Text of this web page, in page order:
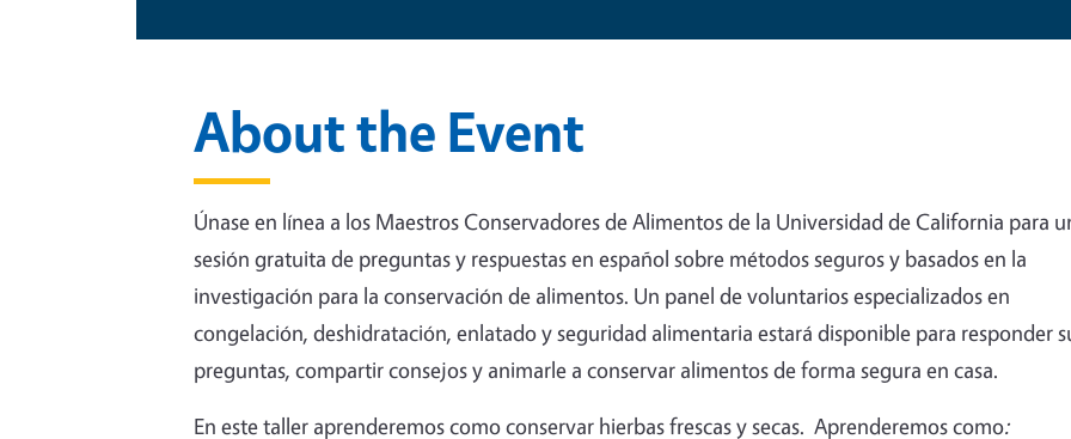
About the Event
Únase en línea a los Maestros Conservadores de Alimentos de la Universidad de California para
sesión gratuita de preguntas y respuestas en español sobre métodos seguros y basados ​​en la
investigación para la conservación de alimentos. Un panel de voluntarios especializados en
congelación, deshidratación, enlatado y seguridad alimentaria estará disponible para responder
preguntas, compartir consejos y animarle a conservar alimentos de forma segura en casa.
En este taller aprenderemos como conservar hierbas frescas y secas. Aprenderemos como: